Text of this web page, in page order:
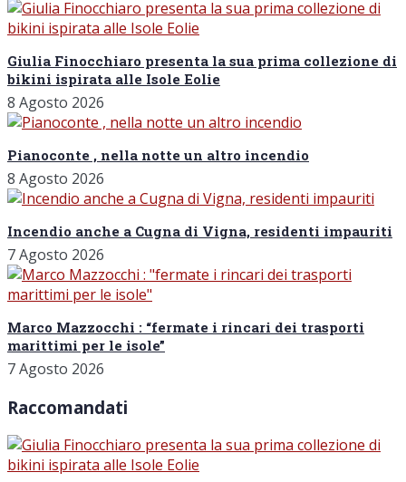
Giulia Finocchiaro presenta la sua prima collezione di
bikini ispirata alle Isole Eolie
8 Agosto 2026
Pianoconte , nella notte un altro incendio
8 Agosto 2026
Incendio anche a Cugna di Vigna, residenti impauriti
7 Agosto 2026
Marco Mazzocchi : “fermate i rincari dei trasporti
marittimi per le isole”
7 Agosto 2026
Raccomandati